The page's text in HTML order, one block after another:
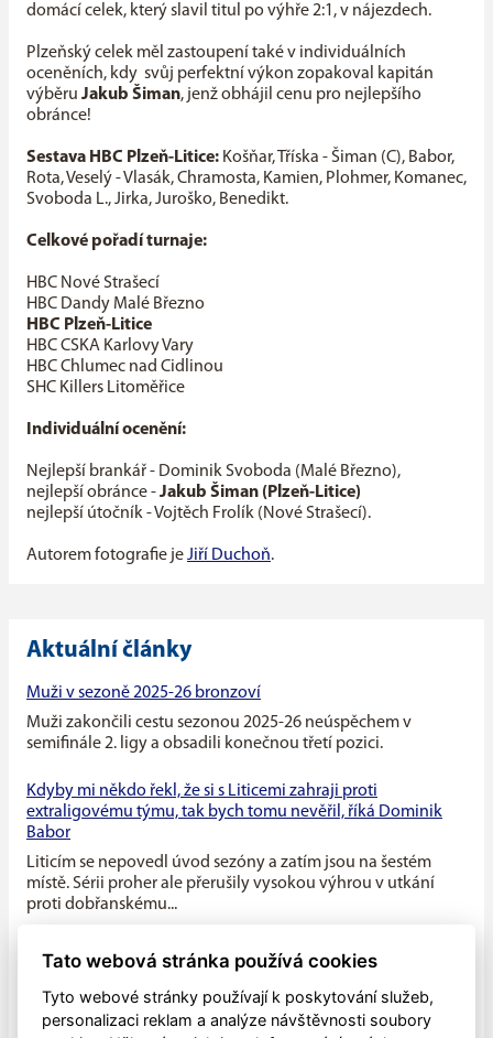
domácí celek, který slavil titul po výhře 2:1, v nájezdech.
Plzeňský celek měl zastoupení také v individuálních
oceněních, kdy svůj perfektní výkon zopakoval kapitán
výběru Jakub Šiman, jenž obhájil cenu pro nejlepšího
obránce!
Sestava HBC Plzeň-Litice: Košňar, Tříska - Šiman (C), Babor,
Rota, Veselý - Vlasák, Chramosta, Kamien, Plohmer, Komanec,
Svoboda L., Jirka, Juroško, Benedikt.
Celkové pořadí turnaje:
HBC Nové Strašecí
HBC Dandy Malé Březno
HBC Plzeň-Litice
HBC CSKA Karlovy Vary
HBC Chlumec nad Cidlinou
SHC Killers Litoměřice
Individuální ocenění:
Nejlepší brankář - Dominik Svoboda (Malé Březno),
nejlepší obránce -Jakub Šiman (Plzeň-Litice)
nejlepší útočník - Vojtěch Frolík (Nové Strašecí).
Autorem fotografie jeJiří Duchoň.
Aktuální články
Muži v sezoně 2025-26 bronzoví
Muži zakončili cestu sezonou 2025-26 neúspěchem v
semifinále 2. ligy a obsadili konečnou třetí pozici.
Kdyby mi někdo řekl, že si s Liticemi zahraji proti
extraligovému týmu, tak bych tomu nevěřil, říká Dominik
Babor
Liticím se nepovedl úvod sezóny a zatím jsou na šestém
místě. Sérii proher ale přerušily vysokou výhrou v utkání
proti dobřanskému...
Máme v týmu ideální kombinaci dravého mládí a zkušenosti
starších hráčů, říká kapitán Litic Zdeněk Slanec
Litice v minulé sezóně soupeřily o první místo v základní
části, nakonec se umístily na druhé pozici, po play off jim
Tato webová stránka používá cookies
Tyto webové stránky používají k poskytování služeb,
personalizaci reklam a analýze návštěvnosti soubory